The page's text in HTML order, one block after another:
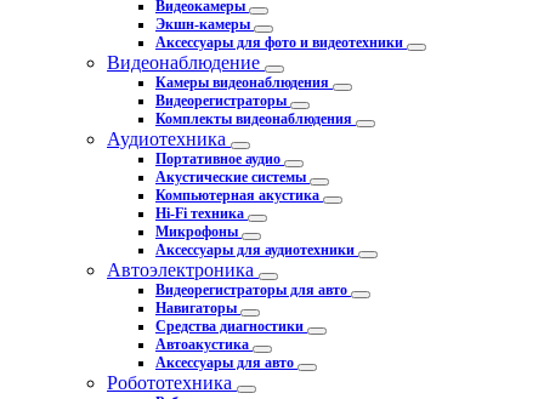
Видеокамеры
Экшн-камеры
Аксессуары для фото и видеотехники
Видеонаблюдение
Камеры видеонаблюдения
Видеорегистраторы
Комплекты видеонаблюдения
Аудиотехника
Портативное аудио
Акустические системы
Компьютерная акустика
Hi-Fi техника
Микрофоны
Аксессуары для аудиотехники
Автоэлектроника
Видеорегистраторы для авто
Навигаторы
Средства диагностики
Автоакустика
Аксессуары для авто
Робототехника